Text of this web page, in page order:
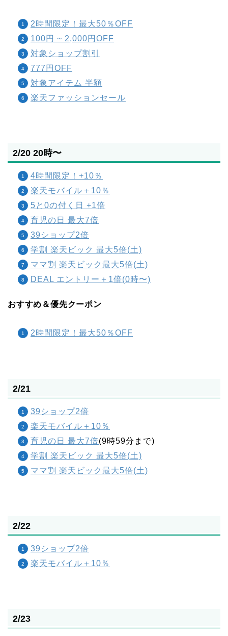
2時間限定！最大50％OFF
100円 ~ 2,000円OFF
対象ショップ割引
777円OFF
対象アイテム 半額
楽天ファッションセール
2/20 20時〜
4時間限定！+10％
楽天モバイル＋10％
5と0の付く日 +1倍
育児の日 最大7倍
39ショップ2倍
学割 楽天ビック 最大5倍(土)
ママ割 楽天ビック最大5倍(土)
DEAL エントリー＋1倍(0時〜)
おすすめ＆優先クーポン
2時間限定！最大50％OFF
2/21
39ショップ2倍
楽天モバイル＋10％
育児の日 最大7倍(9時59分まで)
学割 楽天ビック 最大5倍(土)
ママ割 楽天ビック最大5倍(土)
2/22
39ショップ2倍
楽天モバイル＋10％
2/23